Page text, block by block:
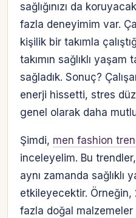
sağlığınızı da
fazla deneyimim var.
kişilik bir takımla
takımın sağlıklı yaşam
sağladık. Sonuç?
enerji hissetti, stres
genel olarak daha
Şimdi, men fashion
inceleyelim. Bu
aynı zamanda sağlıklı
etkileyecektir. Örneğin,
fazla doğal malzemeler